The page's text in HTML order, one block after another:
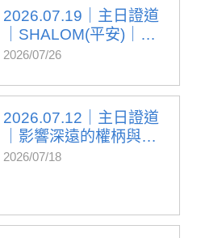
2026.07.19｜主日證道
｜SHALOM(平安)｜邵
聖光...
2026/07/26
2026.07.12｜主日證道
｜影響深遠的權柄與
話...
2026/07/18